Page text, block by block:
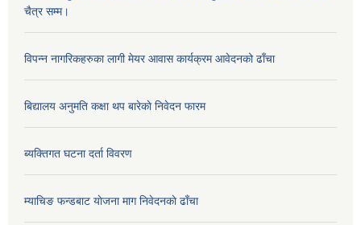
चैत्र सम्म।
विपन्न नागरिकहरुका लागी मेयर आवास कार्यक्रम आवेदनको ढाँचा
बिद्यालय अनुमति कक्षा थप बारेकाे निवेदन फारम
ब्यक्तिगत घटना दर्ता विवरण
म्याचिङ फन्डबाट याेजना माग निवेदनकाे ढाँचा